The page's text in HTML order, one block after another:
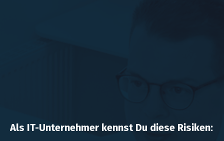
Als IT-Unternehmer kennst Du diese Risiken: